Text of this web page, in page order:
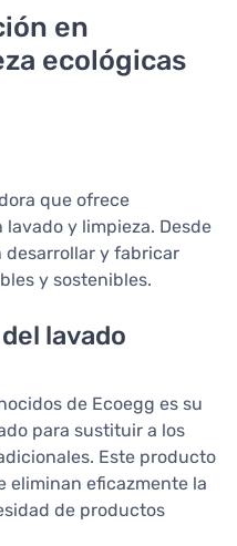
lugar adecuado! El
cáscara, sino un
más de 10 años. En su
meses de lavados,
y son adecuados
del huevo se agote,
recipiente de papel y
con los detergentes
ofertas para
elegir qué aroma
en
ecológicas
que ofrece
y limpieza. Desde
desarrollar y fabricar
y sostenibles.
lavado
de Ecoegg es su
para sustituir a los
Este producto
eliminan eficazmente la
de productos